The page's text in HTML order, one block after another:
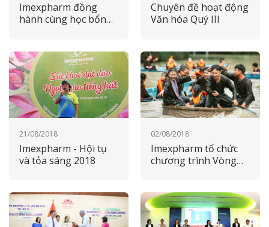
Imexpharm đồng
hành cùng học bổng
Chuyên đề hoạt động
Văn hóa Quý III
21/08/2018
Imexpharm - Hội tụ
và tỏa sáng 2018
02/08/2018
Imexpharm tổ chức
chương trình Vòng